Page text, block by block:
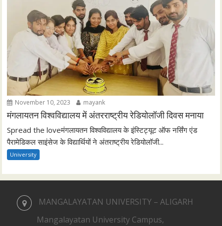
November 10, 2023 mayank
मंगलायतन विश्वविद्यालय में अंतरराष्ट्रीय रेडियोलॉजी दिवस मनाया
Spread the loveमंगलायतन विश्वविद्यालय के इंस्टिट्यूट ऑफ नर्सिंग एंड
पैरामेडिकल साइंसेज के विद्यार्थियों ने अंतराष्ट्रीय रेडियोलॉजी...
University
MANGALAYATAN UNIVERSITY – ALIGARH
Mangalayatan University Campus,